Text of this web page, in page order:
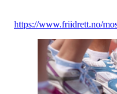
https://www.friidrett.no/